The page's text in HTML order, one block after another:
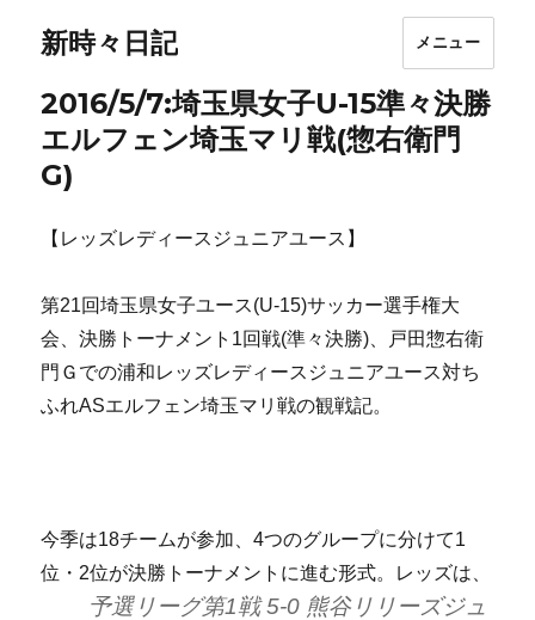
新時々日記 メニュー
2016/5/7:埼玉県女子U-15準々決勝
エルフェン埼玉マリ戦(惣右衛門
G)
【レッズレディースジュニアユース】
第21回埼玉県女子ユース(U-15)サッカー選手権大
会、決勝トーナメント1回戦(準々決勝)、戸田惣右衛
門Ｇでの浦和レッズレディースジュニアユース対ち
ふれASエルフェン埼玉マリ戦の観戦記。
今季は18チームが参加、4つのグループに分けて1
位・2位が決勝トーナメントに進む形式。レッズは、
予選リーグ第1戦 5-0 熊谷リリーズジュ